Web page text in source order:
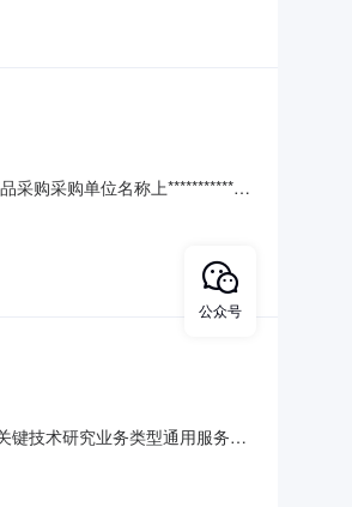
采购采购单位名称上************
键技术研究业务类型通用服务采
公众号